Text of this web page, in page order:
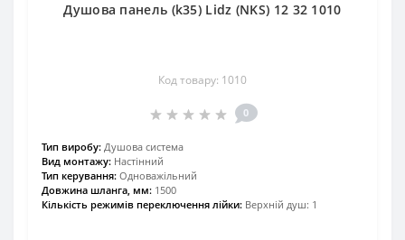
Душова панель (k35) Lidz (NKS) 12 32 1010
Код товару: 1010
0
Тип виробу: Душова система
Вид монтажу: Настінний
Тип керування: Одноважільний
Довжина шланга, мм: 1500
Кількість режимів переключення лійки: Верхній душ: 1